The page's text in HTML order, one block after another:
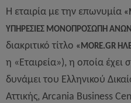
Η εταιρία με την επωνυμία
ΥΠΗΡΕΣΙΕΣ ΜΟΝΟΠΡΟΣΩΠΗ
διακριτικό τίτλο «MORE.GR
η «Εταιρεία»), η οποία έχει
δυνάμει του Ελληνικού
Αττικής, Arcania Business